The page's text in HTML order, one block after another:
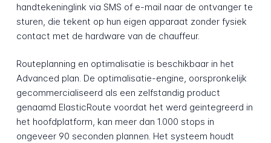
handtekeninglink via SMS of e-mail naar de ontvanger te
sturen, die tekent op hun eigen apparaat zonder fysiek
contact met de hardware van de chauffeur.
Routeplanning en optimalisatie is beschikbaar in het
Advanced plan. De optimalisatie-engine, oorspronkelijk
gecommercialiseerd als een zelfstandig product
genaamd ElasticRoute voordat het werd geintegreerd in
het hoofdplatform, kan meer dan 1.000 stops in
ongeveer 90 seconden plannen. Het systeem houdt